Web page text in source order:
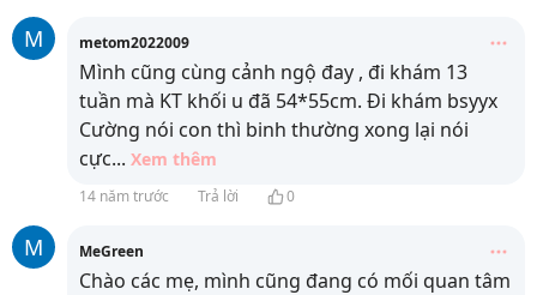
M metom2022009
Mình cũng cùng cảnh ngộ đay , đi khám 13
tuần mà KT khối u đã 54*55cm. Đi khám bsyyx
Cường nói con thì binh thường xong lại nói
cực... Xem thêm
14 năm trước Trả lời 0
M MeGreen
Chào các mẹ, mình cũng đang có mối quan tâm